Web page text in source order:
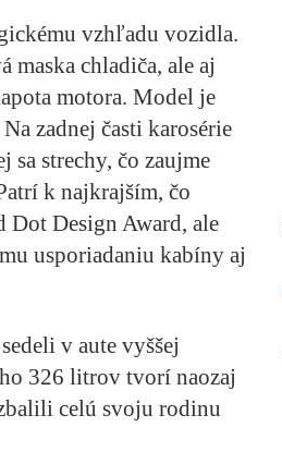
vzhľadu vozidla.
chladiča, ale aj
motora. Model je
zadnej časti karosérie
strechy, čo zaujme
k najkrajším, čo
Dot Design Award, ale
usporiadaniu kabíny aj
v aute vyššej
326 litrov tvorí naozaj
celú svoju rodinu